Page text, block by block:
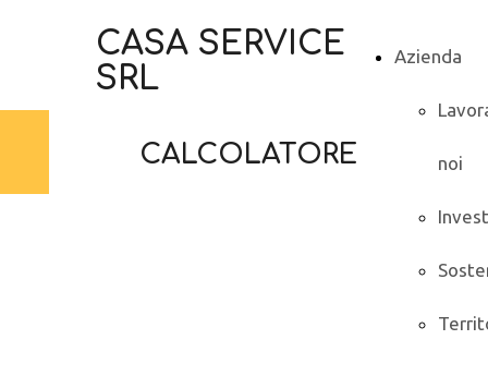
Azienda
noi
CASA SERVICE
SRL
CALCOLATORE